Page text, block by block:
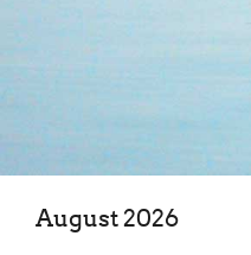
August 2026